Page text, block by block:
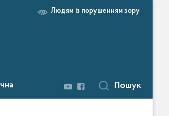
Людям із порушенням зору
Пошук